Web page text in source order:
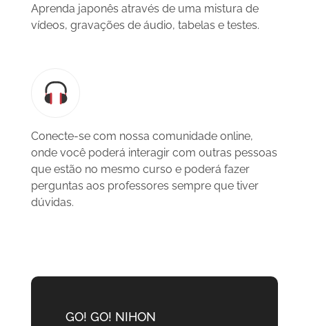
Aprenda japonês através de uma mistura de
vídeos, gravações de áudio, tabelas e testes.
Conecte-se com nossa comunidade online,
onde você poderá interagir com outras pessoas
que estão no mesmo curso e poderá fazer
perguntas aos professores sempre que tiver
dúvidas.
GO! GO! NIHON